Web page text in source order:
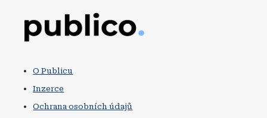
O Publicu
Inzerce
Ochrana osobních údajů